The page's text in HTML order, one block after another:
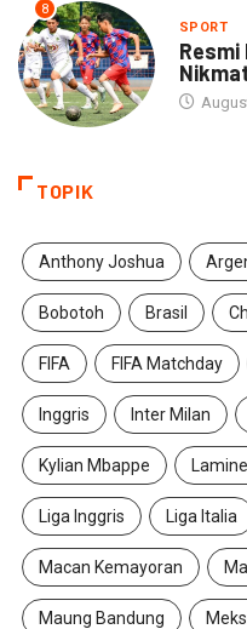
8
SPORT
Resmi
TOPIK
Anthony Joshua
Bobotoh Brasil
FIFA FIFA Matchday
Inggris Inter Milan
Kylian Mbappe
Liga Inggris Liga Italia
Macan Kemayoran
Maung Bandung